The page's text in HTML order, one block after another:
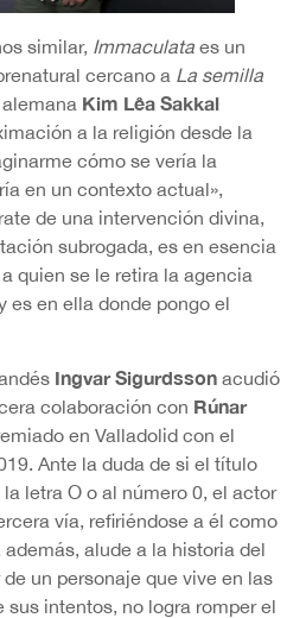
similar, Immaculata es un
cercano a La semilla
Kim Lêa Sakkal
a la religión desde la
cómo se vería la
en un contexto actual»,
de una intervención divina,
subrogada, es en esencia
quien se le retira la agencia
es en ella donde pongo el
Ingvar Sigurdsson acudió
colaboración con Rúnar
en Valladolid con el
Ante la duda de si el título
letra O o al número 0, el actor
vía, refiriéndose a él como
alude a la historia del
un personaje que vive en las
sus intentos, no logra romper el